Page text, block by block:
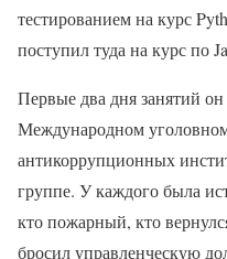
тестированием на курс
поступил туда на курс по
Первые два дня занятий
Международном
антикоррупционных
группе. У каждого была
кто пожарный, кто
бросил управленческую